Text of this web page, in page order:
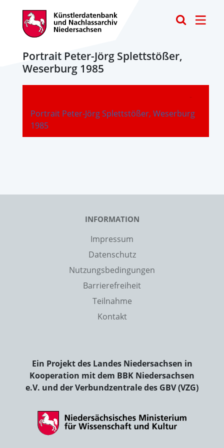
Portrait Peter-Jörg Splettstößer,
Weserburg 1985
Portrait Peter-Jörg Splettstößer, Weserburg
1985
-
INFORMATION
Impressum
Datenschutz
Nutzungsbedingungen
Barrierefreiheit
Teilnahme
Kontakt
Ein Projekt des Landes Niedersachsen in
Kooperation mit dem BBK Niedersachsen
e.V. und der Verbundzentrale des GBV (VZG)